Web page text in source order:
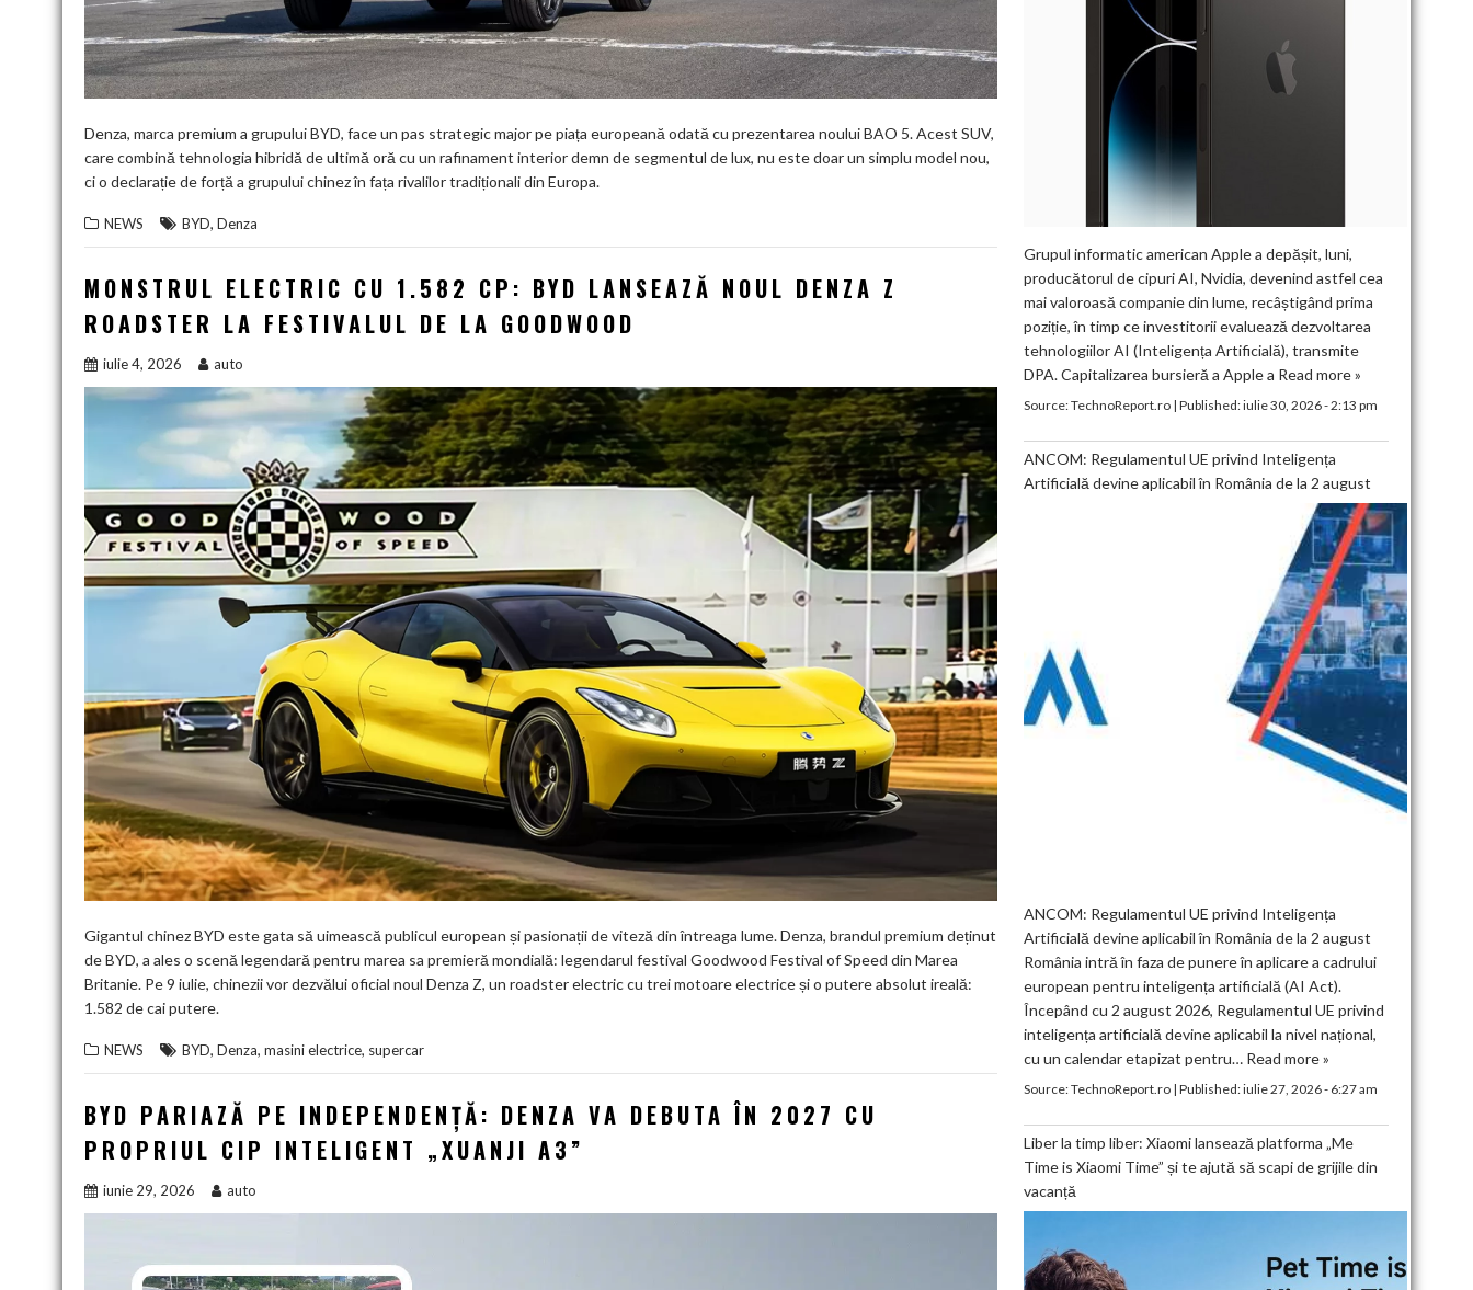
Denza, marca premium a grupului BYD, face un pas strategic major pe piața europeană odată cu prezentarea noului BAO 5. Acest SUV,
care combină tehnologia hibridă de ultimă oră cu un rafinament interior demn de segmentul de lux, nu este doar un simplu model nou,
ci o declarație de forță a grupului chinez în fața rivalilor tradiționali din Europa.
NEWS BYD, Denza
MONSTRUL ELECTRIC CU 1.582 CP: BYD LANSEAZĂ NOUL DENZA Z
ROADSTER LA FESTIVALUL DE LA GOODWOOD
iulie 4, 2026 auto
Gigantul chinez BYD este gata să uimească publicul european și pasionații de viteză din întreaga lume. Denza, brandul premium deținut
de BYD, a ales o scenă legendară pentru marea sa premieră mondială: legendarul festival Goodwood Festival of Speed din Marea
Britanie. Pe 9 iulie, chinezii vor dezvălui oficial noul Denza Z, un roadster electric cu trei motoare electrice și o putere absolut ireală:
1.582 de cai putere.
NEWS BYD, Denza, masini electrice, supercar
BYD PARIAZĂ PE INDEPENDENȚĂ: DENZA VA DEBUTA ÎN 2027 CU
PROPRIUL CIP INTELIGENT „XUANJI A3”
iunie 29, 2026 auto
Grupul informatic american Apple a depășit, luni,
producătorul de cipuri AI, Nvidia, devenind astfel cea
mai valoroasă companie din lume, recâștigând prima
poziție, în timp ce investitorii evaluează dezvoltarea
tehnologiilor AI (Inteligența Artificială), transmite
DPA. Capitalizarea bursieră a Apple a Read more »
Source:TechnoReport.ro| Published:iulie 30, 2026 - 2:13 pm
ANCOM: Regulamentul UE privind Inteligența
Artificială devine aplicabil în România de la 2 august
ANCOM: Regulamentul UE privind Inteligența
Artificială devine aplicabil în România de la 2 august
România intră în faza de punere în aplicare a cadrului
european pentru inteligența artificială (AI Act).
Începând cu 2 august 2026, Regulamentul UE privind
inteligența artificială devine aplicabil la nivel național,
cu un calendar etapizat pentru… Read more »
Source:TechnoReport.ro| Published:iulie 27, 2026 - 6:27 am
Liber la timp liber: Xiaomi lansează platforma „Me
Time is Xiaomi Time” și te ajută să scapi de grijile din
vacanță